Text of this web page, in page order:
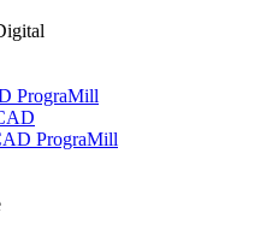
PrograMill
PrograMill